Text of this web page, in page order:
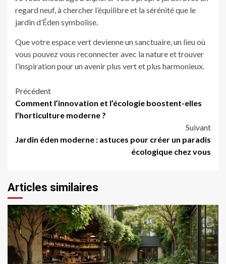
regard neuf, à chercher l’équilibre et la sérénité que le
jardin d’Éden symbolise.
Que votre espace vert devienne un sanctuaire, un lieu où
vous pouvez vous reconnecter avec la nature et trouver
l’inspiration pour un avenir plus vert et plus harmonieux.
Navigation
d’article
Précédent
Comment l’innovation et l’écologie boostent-elles
l’horticulture moderne ?
Suivant
Jardin éden moderne : astuces pour créer un paradis
écologique chez vous
Articles similaires